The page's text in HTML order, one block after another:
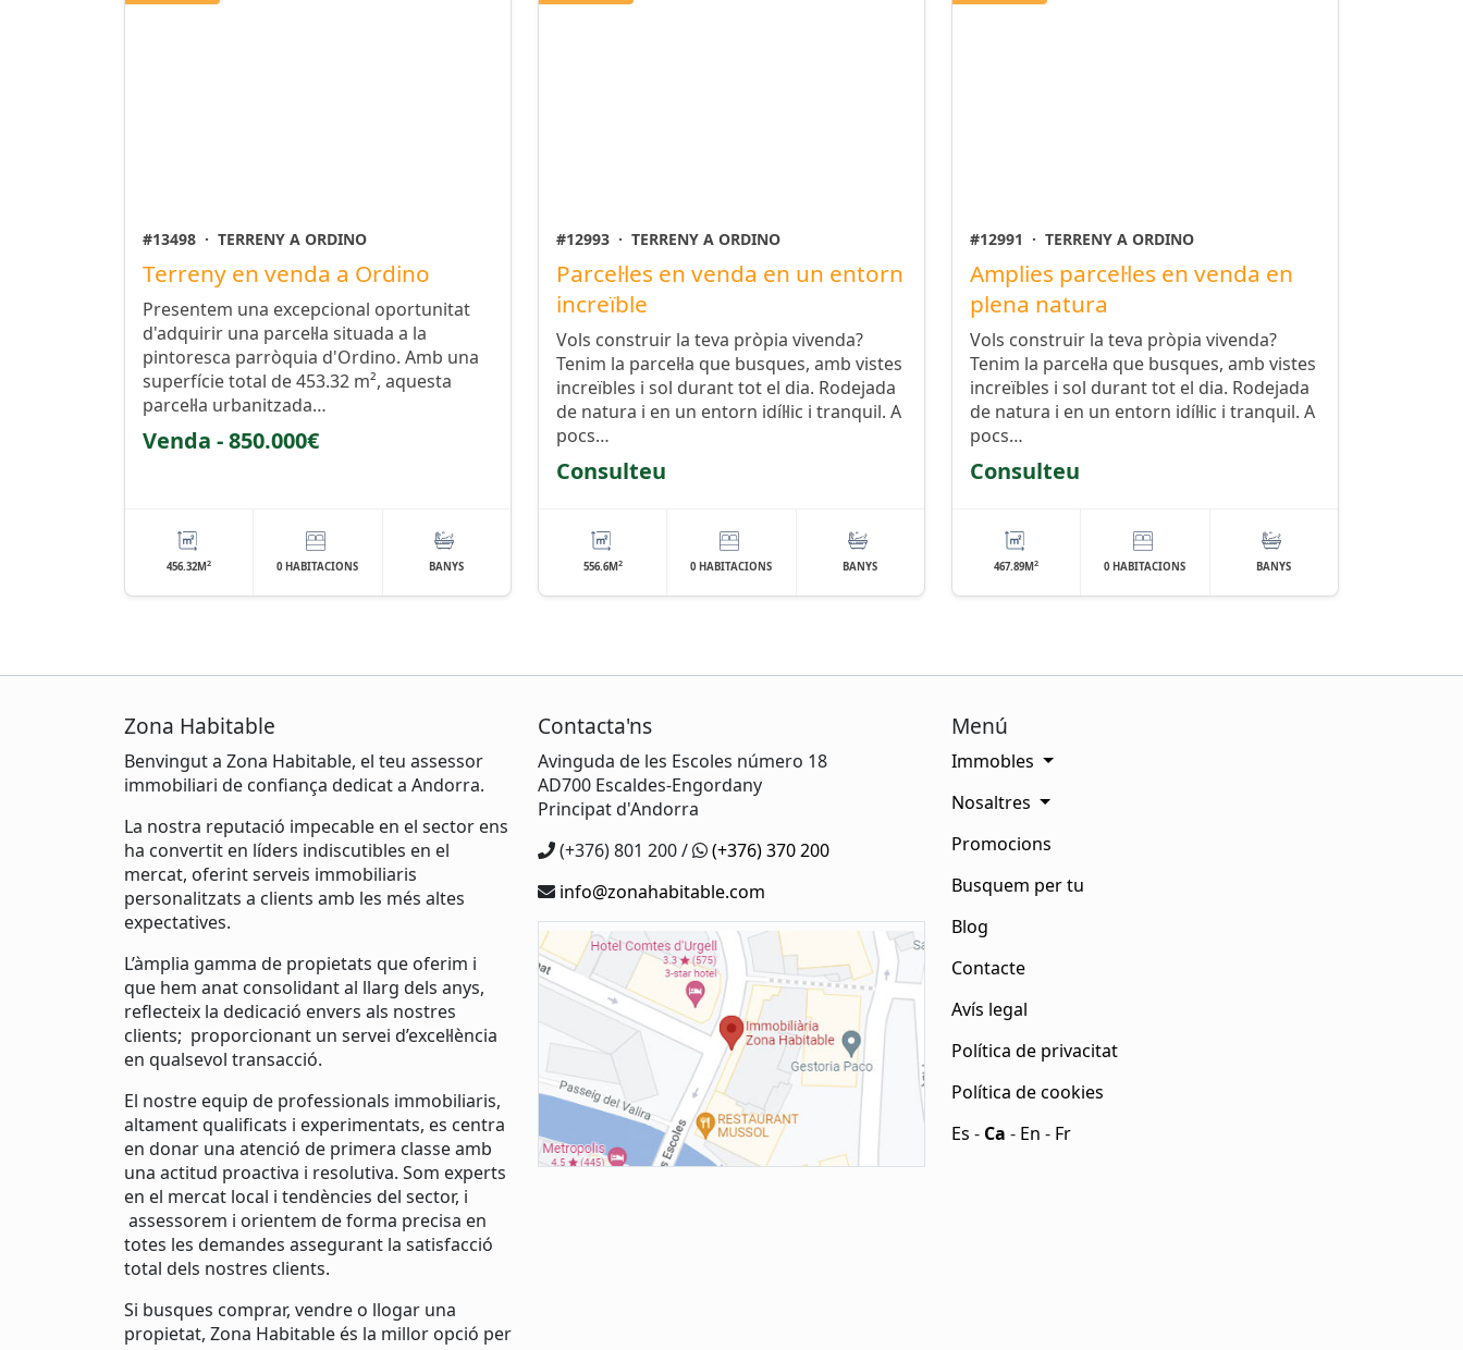
#13498 · TERRENY A ORDINO
Terreny en venda a Ordino
Presentem una excepcional oportunitat
d'adquirir una parcel·la situada a la
pintoresca parròquia d'Ordino. Amb una
superfície total de 453.32 m², aquesta
parcel·la urbanitzada…
Venda - 850.000€
456.32M2 0 HABITACIONS BANYS
#12993 · TERRENY A ORDINO
Parcel·les en venda en un entorn
increïble
Vols construir la teva pròpia vivenda?
Tenim la parcel·la que busques, amb vistes
increïbles i sol durant tot el dia. Rodejada
de natura i en un entorn idíl·lic i tranquil. A
pocs…
Consulteu
556.6M2 0 HABITACIONS BANYS
#12991 · TERRENY A ORDINO
Amplies parcel·les en venda en
plena natura
Vols construir la teva pròpia vivenda?
Tenim la parcel·la que busques, amb vistes
increïbles i sol durant tot el dia. Rodejada
de natura i en un entorn idíl·lic i tranquil. A
pocs…
Consulteu
467.89M2 0 HABITACIONS BANYS
Zona Habitable
Benvingut a Zona Habitable, el teu assessor
immobiliari de confiança dedicat a Andorra.
La nostra reputació impecable en el sector ens
ha convertit en líders indiscutibles en el
mercat, oferint serveis immobiliaris
personalitzats a clients amb les més altes
expectatives.
L’àmplia gamma de propietats que oferim i
que hem anat consolidant al llarg dels anys,
reflecteix la dedicació envers als nostres
clients; proporcionant un servei d’excel·lència
en qualsevol transacció.
El nostre equip de professionals immobiliaris,
altament qualificats i experimentats, es centra
en donar una atenció de primera classe amb
una actitud proactiva i resolutiva. Som experts
en el mercat local i tendències del sector, i
assessorem i orientem de forma precisa en
totes les demandes assegurant la satisfacció
total dels nostres clients.
Si busques comprar, vendre o llogar una
propietat, Zona Habitable és la millor opció per
Contacta'ns
Avinguda de les Escoles número 18
AD700 Escaldes-Engordany
Principat d'Andorra
(+376) 801 200 /
(+376) 370 200
info@zonahabitable.com
Menú
Immobles
Nosaltres
Promocions
Busquem per tu
Blog
Contacte
Avís legal
Política de privacitat
Política de cookies
Es - Ca - En - Fr